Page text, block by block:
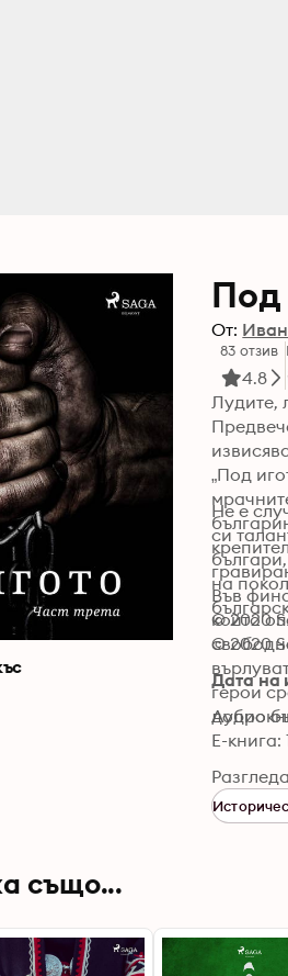
Под
От:
83 отзив
4.8
Лудите,
„Под
Във
който
герои
Не е
си
на
© 2020
© 2020
Дата на
Е-книга:
също...